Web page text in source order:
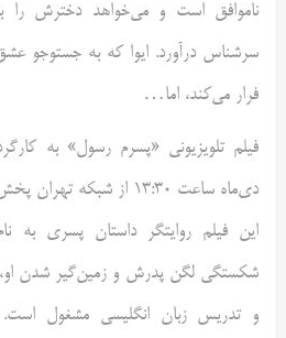
ناموافق است و می‌خواهد دخترش را
سرشناس درآورد. ایوا که به جستوجو
فرار می‌کند، اما…
دی‌ماه ساعت 13:30 از شبکه تهران پخش خواهد شد.
این فیلم روایتگر داستان پسری
شکستگی لگن پدرش و زمین‌گیر شدن او،
و تدریس زبان انگلیسی مشغول